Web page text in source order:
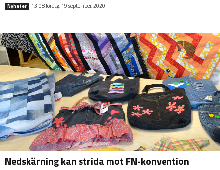
Nyheter 13:08 lördag, 19 september, 2020
Nedskärning kan strida mot FN-konvention